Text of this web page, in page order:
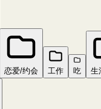
恋爱/约会 工作 吃 生